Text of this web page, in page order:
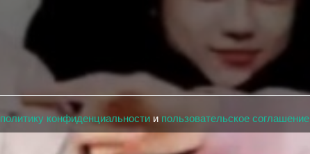
политику конфиденциальности и пользовательское соглашение